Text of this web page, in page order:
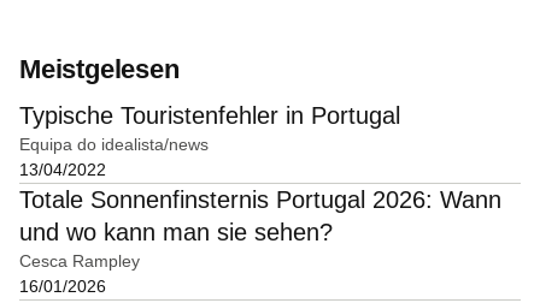
Meistgelesen
Typische Touristenfehler in Portugal
Equipa do idealista/news
13/04/2022
Totale Sonnenfinsternis Portugal 2026: Wann
und wo kann man sie sehen?
Cesca Rampley
16/01/2026